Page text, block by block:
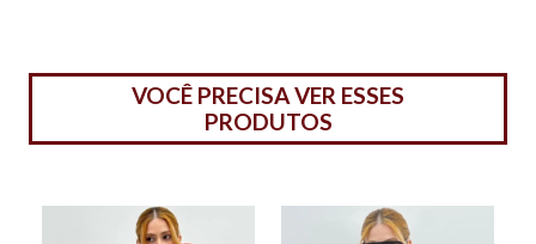
VOCÊ PRECISA VER ESSES
PRODUTOS